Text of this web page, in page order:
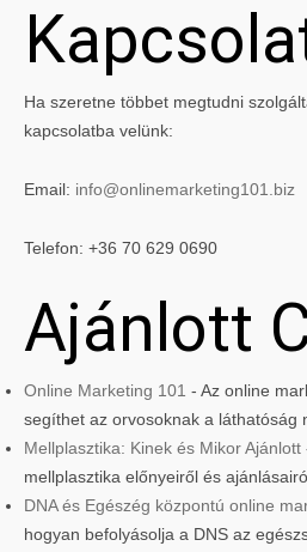
Ha szeretne többet megtudni
kapcsolatba velünk:
Email: info@onlinemarketing101.biz
Telefon: +36 70 629 0690
Ajánlott
Online Marketing 101 - Az online
segíthet az orvosoknak a láthatóság
Mellplasztika: Kinek és Mikor Ajánlott
mellplasztika előnyeiről és
DNA és Egészég központú online
hogyan befolyásolja a DNS az